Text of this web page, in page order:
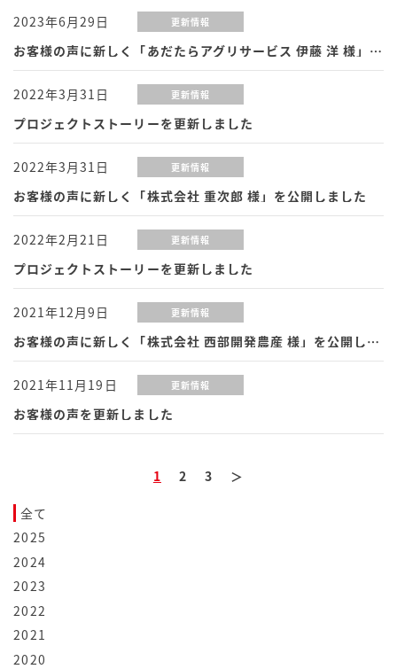
全て
2025
2024
2023
2022
2021
2020
2023年6月29日 更新情報
お客様の声に新しく「あだたらアグリサービス 伊藤 洋 様」を公開しました
2022年3月31日 更新情報
プロジェクトストーリーを更新しました
2022年3月31日 更新情報
お客様の声に新しく「株式会社 重次郎 様」を公開しました
2022年2月21日 更新情報
プロジェクトストーリーを更新しました
2021年12月9日 更新情報
お客様の声に新しく「株式会社 西部開発農産 様」を公開しました
2021年11月19日 更新情報
お客様の声を更新しました
1 2 3 ＞